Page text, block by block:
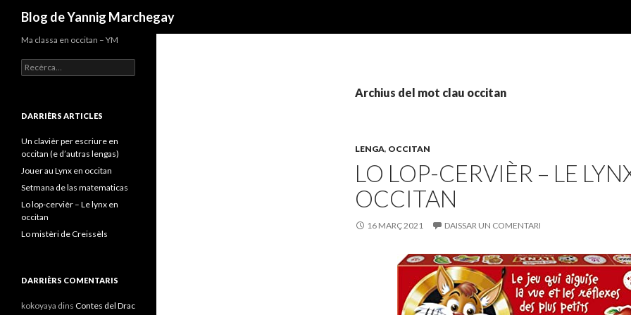
Blog de Yannig Marchegay
Archius del mot clau occitan
LENGA, OCCITAN
LO LOP-CERVIÈR – LE
OCCITAN
16 MARÇ 2021 DAISSAR UN COMENTARI
Ma classa en occitan – YM
Recercar :
DARRIÈRS ARTICLES
Un clavièr per escriure en
occitan (e d’autras lengas)
Jouer au Lynx en occitan
Setmana de las matematicas
Lo lop-cervièr – Le lynx en
occitan
Lo mistèri de Creissèls
DARRIÈRS COMENTARIS
kokoyaya dins Contes del Drac